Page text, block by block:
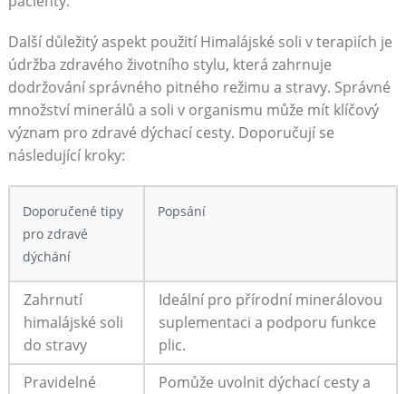
Další ⁣důležitý aspekt použití Himalájské‍ soli v terapiích je
údržba zdravého životního stylu, která zahrnuje
‍dodržování správného⁣ pitného režimu a stravy. Správné
množství minerálů a soli⁣ v organismu může⁢ mít klíčový
význam pro zdravé dýchací ‌cesty. Doporučují ‌se
následující kroky:
Doporučené tipy
⁢pro zdravé
dýchání
Popsání
Zahrnutí
himalájské soli
do stravy
Ideální pro přírodní minerálovou
suplementaci a podporu funkce
plic.
Pravidelné
Pomůže uvolnit dýchací cesty a